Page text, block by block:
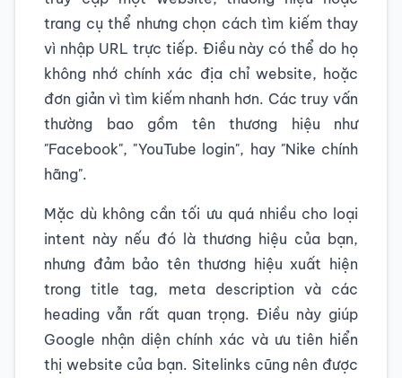
trang cụ thể nhưng chọn cách tìm kiếm thay
vì nhập URL trực tiếp. Điều này có thể do họ
không nhớ chính xác địa chỉ website, hoặc
đơn giản vì tìm kiếm nhanh hơn. Các truy vấn
thường bao gồm tên thương hiệu như
"Facebook", "YouTube login", hay "Nike chính
hãng".
Mặc dù không cần tối ưu quá nhiều cho loại
intent này nếu đó là thương hiệu của bạn,
nhưng đảm bảo tên thương hiệu xuất hiện
trong title tag, meta description và các
heading vẫn rất quan trọng. Điều này giúp
Google nhận diện chính xác và ưu tiên hiển
thị website của bạn. Sitelinks cũng nên được